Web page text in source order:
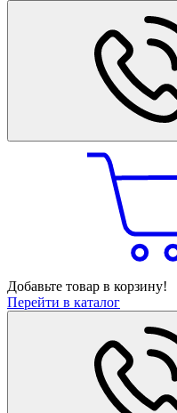
Добавьте товар в корзину!
Перейти в каталог